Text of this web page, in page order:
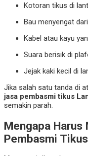
Kotoran tikus di
Bau menyengat
Kabel atau kayu
Suara berisik di
Jejak kaki kecil di
Jika salah satu tanda di
jasa pembasmi tikus
semakin parah.
Mengapa Harus
Pembasmi